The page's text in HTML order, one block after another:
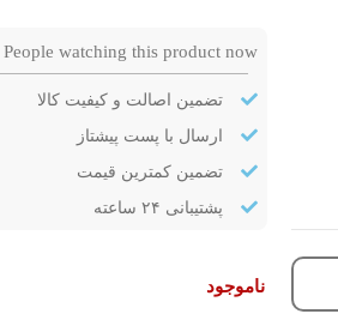
People watching this product now!
تضمین اصالت و کیفیت کالا
ارسال با پست پیشتاز
تضمین کمترین قیمت
پشتیبانی ۲۴ ساعته
ناموجود